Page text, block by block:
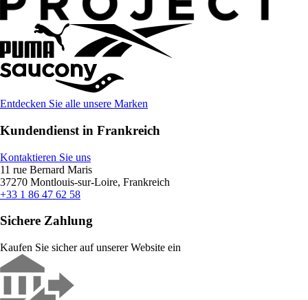
Entdecken Sie alle unsere Marken
Kundendienst in Frankreich
Kontaktieren Sie uns
11 rue Bernard Maris
37270 Montlouis-sur-Loire, Frankreich
+33 1 86 47 62 58
Sichere Zahlung
Kaufen Sie sicher auf unserer Website ein